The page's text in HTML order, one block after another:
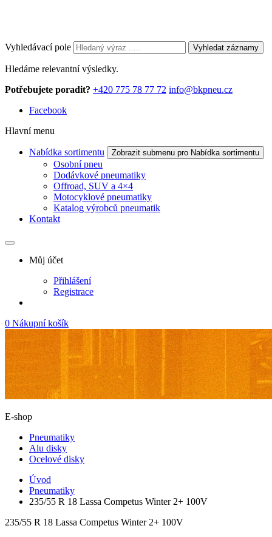
Vyhledávací pole Vyhledat záznamy
Hledáme relevantní výsledky.
Potřebujete poradit? +420 775 78 77 72 info@bkpneu.cz
Facebook
Hlavní menu
Nabídka sortimentu Zobrazit submenu pro Nabídka sortimentu
Osobní pneu
Dodávkové pneumatiky
Offroad, SUV a 4×4
Motocyklové pneumatiky
Katalog výrobců pneumatik
Kontakt
Můj účet
Přihlášení
Registrace
0 Nákupní košík
E-shop
Pneumatiky
Alu disky
Ocelové disky
Úvod
Pneumatiky
235/55 R 18 Lassa Competus Winter 2+ 100V
235/55 R 18 Lassa Competus Winter 2+ 100V